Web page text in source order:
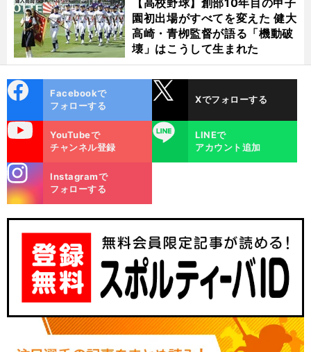
【高校野球】創部10年目の甲子
園初出場がすべてを変えた 健大
高崎・青栁監督が語る「機動破
壊」はこうして生まれた
ok
Facebookで
フォローする
Xでフォローする
YouTubeで
チャンネル登録
LINE
LINEで
アカウント追加
m
Instagramで
フォローする